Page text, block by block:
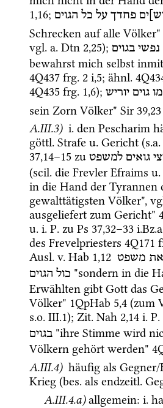
1,16; פחדך על כל הגוים
Schrecken auf alle Völker"
vgl. a. Dtn 2,25); נפשי בגוים
4Q437 frg. 2 i,5; ähnl.
4Q435 frg. 1,6); גוים יוריש
sein Zorn Völker" Sir 39,23
A.III.3) i. den Pescharim
göttl. Strafe u. Gericht (s.a.
37,14–15 zu גואים למשפט
(scil. die Frevler Efraims u.
in die Hand der Tyrannen
gewalttätigsten Völker",
ausgeliefert zum Gericht"
u. i. P. zu Ps 37,32–33
des Frevelpriesters 4Q171
Ausl. v. Hab 1,12 את משפט
כול הגוים
"sondern in die
Erwählten gibt Gott das
Völker" 1QpHab 5,4
s.o. III.1); Zit. Nah 2,14 i. P.
בגוים "ihre Stimme wird
Völkern gehört werden"
A.III.4) häufig als
Krieg (bes. als endzeitl.
A.III.4.a)allgemein: i.